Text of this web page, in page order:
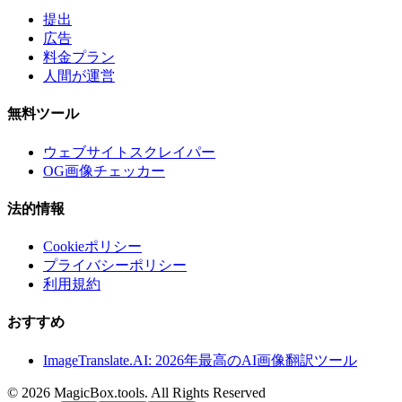
提出
広告
料金プラン
人間が運営
無料ツール
ウェブサイトスクレイパー
OG画像チェッカー
法的情報
Cookieポリシー
プライバシーポリシー
利用規約
おすすめ
ImageTranslate.AI: 2026年最高のAI画像翻訳ツール
© 2026 MagicBox.tools. All Rights Reserved